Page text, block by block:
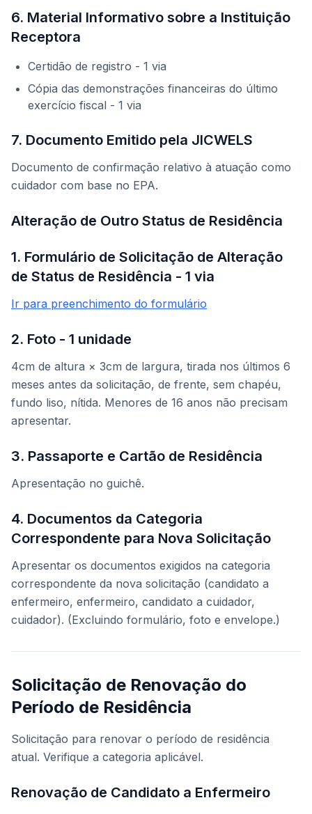
6. Material Informativo sobre a Instituição
Receptora
Certidão de registro - 1 via
Cópia das demonstrações financeiras do último
exercício fiscal - 1 via
7. Documento Emitido pela JICWELS
Documento de confirmação relativo à atuação como
cuidador com base no EPA.
Alteração de Outro Status de Residência
1. Formulário de Solicitação de Alteração
de Status de Residência - 1 via
Ir para preenchimento do formulário
2. Foto - 1 unidade
4cm de altura × 3cm de largura, tirada nos últimos 6
meses antes da solicitação, de frente, sem chapéu,
fundo liso, nítida. Menores de 16 anos não precisam
apresentar.
3. Passaporte e Cartão de Residência
Apresentação no guichê.
4. Documentos da Categoria
Correspondente para Nova Solicitação
Apresentar os documentos exigidos na categoria
correspondente da nova solicitação (candidato a
enfermeiro, enfermeiro, candidato a cuidador,
cuidador). (Excluindo formulário, foto e envelope.)
Solicitação de Renovação do
Período de Residência
Solicitação para renovar o período de residência
atual. Verifique a categoria aplicável.
Renovação de Candidato a Enfermeiro